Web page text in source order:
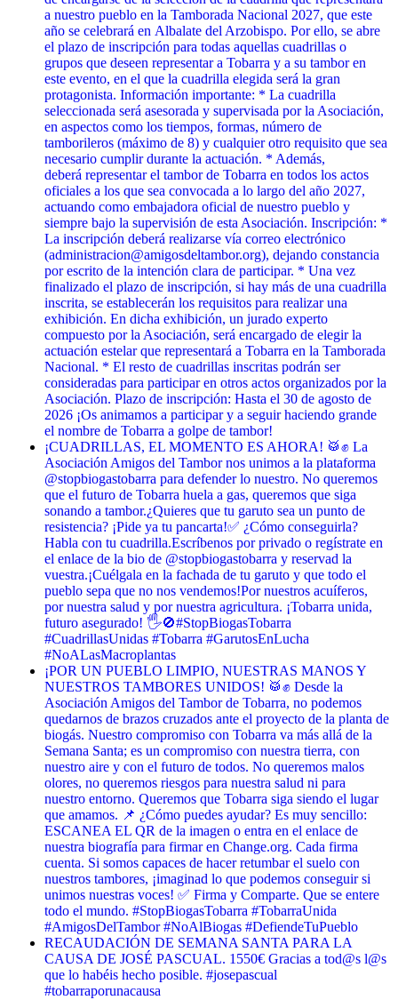
a nuestro pueblo en la Tamborada Nacional 2027, que este
año se celebrará en Albalate del Arzobispo. Por ello, se abre
el plazo de inscripción para todas aquellas cuadrillas o
grupos que deseen representar a Tobarra y a su tambor en
este evento, en el que la cuadrilla elegida será la gran
protagonista. Información importante: * La cuadrilla
seleccionada será asesorada y supervisada por la Asociación,
en aspectos como los tiempos, formas, número de
tamborileros (máximo de 8) y cualquier otro requisito que sea
necesario cumplir durante la actuación. * Además,
deberá representar el tambor de Tobarra en todos los actos
oficiales a los que sea convocada a lo largo del año 2027,
actuando como embajadora oficial de nuestro pueblo y
siempre bajo la supervisión de esta Asociación. Inscripción: *
La inscripción deberá realizarse vía correo electrónico
(administracion@amigosdeltambor.org), dejando constancia
por escrito de la intención clara de participar. * Una vez
finalizado el plazo de inscripción, si hay más de una cuadrilla
inscrita, se establecerán los requisitos para realizar una
exhibición. En dicha exhibición, un jurado experto
compuesto por la Asociación, será encargado de elegir la
actuación estelar que representará a Tobarra en la Tamborada
Nacional. * El resto de cuadrillas inscritas podrán ser
consideradas para participar en otros actos organizados por la
Asociación. Plazo de inscripción: Hasta el 30 de agosto de
2026 ¡Os animamos a participar y a seguir haciendo grande
el nombre de Tobarra a golpe de tambor!
¡CUADRILLAS, EL MOMENTO ES AHORA! 🥁✊ La
Asociación Amigos del Tambor nos unimos a la plataforma
@stopbiogastobarra para defender lo nuestro. No queremos
que el futuro de Tobarra huela a gas, queremos que siga
sonando a tambor. ​¿Quieres que tu garuto sea un punto de
resistencia? ¡Pide ya tu pancarta! ​✅ ¿Cómo conseguirla? ​
Habla con tu cuadrilla. ​Escríbenos por privado o regístrate en
el enlace de la bio de @stopbiogastobarra y reservad la
vuestra. ​¡Cuélgala en la fachada de tu garuto y que todo el
pueblo sepa que no nos vendemos! ​Por nuestros acuíferos,
por nuestra salud y por nuestra agricultura. ¡Tobarra unida,
futuro asegurado! 🖐️🚫 ​#StopBiogasTobarra
#CuadrillasUnidas #Tobarra #GarutosEnLucha
#NoALasMacroplantas
¡POR UN PUEBLO LIMPIO, NUESTRAS MANOS Y
NUESTROS TAMBORES UNIDOS! 🥁✊ Desde la
Asociación Amigos del Tambor de Tobarra, no podemos
quedarnos de brazos cruzados ante el proyecto de la planta de
biogás. Nuestro compromiso con Tobarra va más allá de la
Semana Santa; es un compromiso con nuestra tierra, con
nuestro aire y con el futuro de todos. No queremos malos
olores, no queremos riesgos para nuestra salud ni para
nuestro entorno. Queremos que Tobarra siga siendo el lugar
que amamos. 📌 ¿Cómo puedes ayudar? Es muy sencillo:
ESCANEA EL QR de la imagen o entra en el enlace de
nuestra biografía para firmar en Change.org. Cada firma
cuenta. Si somos capaces de hacer retumbar el suelo con
nuestros tambores, ¡imaginad lo que podemos conseguir si
unimos nuestras voces! ✅ Firma y Comparte. Que se entere
todo el mundo. #StopBiogasTobarra #TobarraUnida
#AmigosDelTambor #NoAlBiogas #DefiendeTuPueblo
RECAUDACIÓN DE SEMANA SANTA PARA LA
CAUSA DE JOSÉ PASCUAL. 1550€ Gracias a tod@s l@s
que lo habéis hecho posible. #josepascual
#tobarraporunacausa